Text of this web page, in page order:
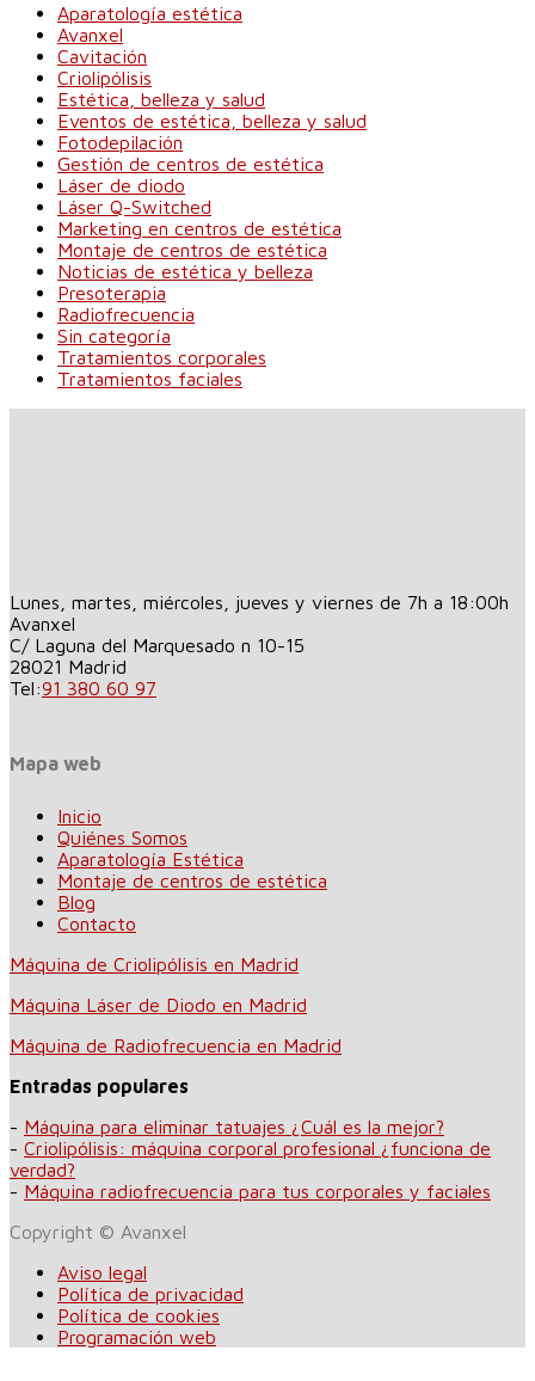
Aparatología estética
Avanxel
Cavitación
Criolipólisis
Estética, belleza y salud
Eventos de estética, belleza y salud
Fotodepilación
Gestión de centros de estética
Láser de diodo
Láser Q-Switched
Marketing en centros de estética
Montaje de centros de estética
Noticias de estética y belleza
Presoterapia
Radiofrecuencia
Sin categoría
Tratamientos corporales
Tratamientos faciales
Lunes, martes, miércoles, jueves y viernes de 7h a 18:00h
Avanxel
C/ Laguna del Marquesado n 10-15
28021 Madrid
Tel:91 380 60 97
Mapa web
Inicio
Quiénes Somos
Aparatología Estética
Montaje de centros de estética
Blog
Contacto
Máquina de Criolipólisis en Madrid
Máquina Láser de Diodo en Madrid
Máquina de Radiofrecuencia en Madrid
Entradas populares
- Máquina para eliminar tatuajes ¿Cuál es la mejor?
- Criolipólisis: máquina corporal profesional ¿funciona de
verdad?
- Máquina radiofrecuencia para tus corporales y faciales
Copyright © Avanxel
Aviso legal
Política de privacidad
Política de cookies
Programación web